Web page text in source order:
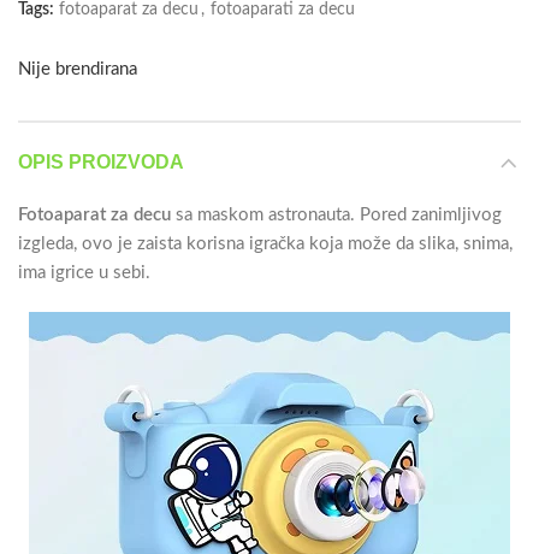
Tags: fotoaparat za decu , fotoaparati za decu
Nije brendirana
OPIS PROIZVODA
Fotoaparat za decu sa maskom astronauta. Pored zanimljivog
izgleda, ovo je zaista korisna igračka koja može da slika, snima,
ima igrice u sebi.